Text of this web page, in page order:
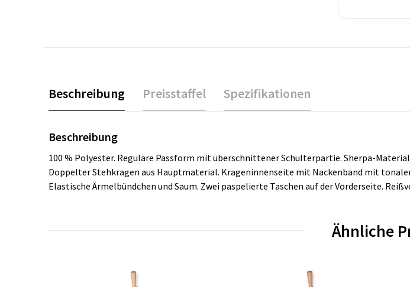
Beschreibung Preisstaffel Spezifikationen
Beschreibung
100 % Polyester. Reguläre Passform mit überschnittener Schulterpartie. Sherpa-
Doppelter Stehkragen aus Hauptmaterial. Krageninnenseite mit Nackenband mit
Elastische Ärmelbündchen und Saum. Zwei paspelierte Taschen auf der Vorderseite.
Ähnliche